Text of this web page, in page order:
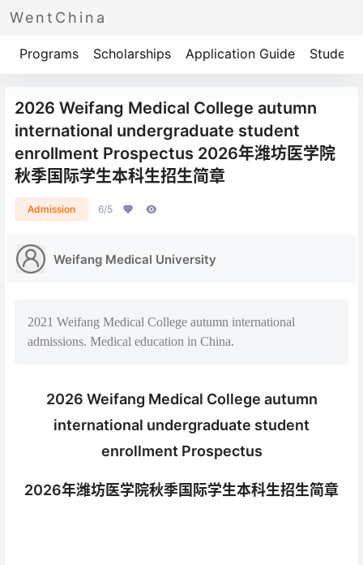
WentChina
Programs Scholarships Application Guide Student
2026 Weifang Medical College autumn
international undergraduate student
enrollment Prospectus 2026年潍坊医学院
秋季国际学生本科生招生简章
Admission 6/5
Weifang Medical University
2021 Weifang Medical College autumn international
admissions. Medical education in China.
2026 Weifang Medical College autumn
international undergraduate student
enrollment Prospectus
2026年潍坊医学院秋季国际学生本科生招生简章